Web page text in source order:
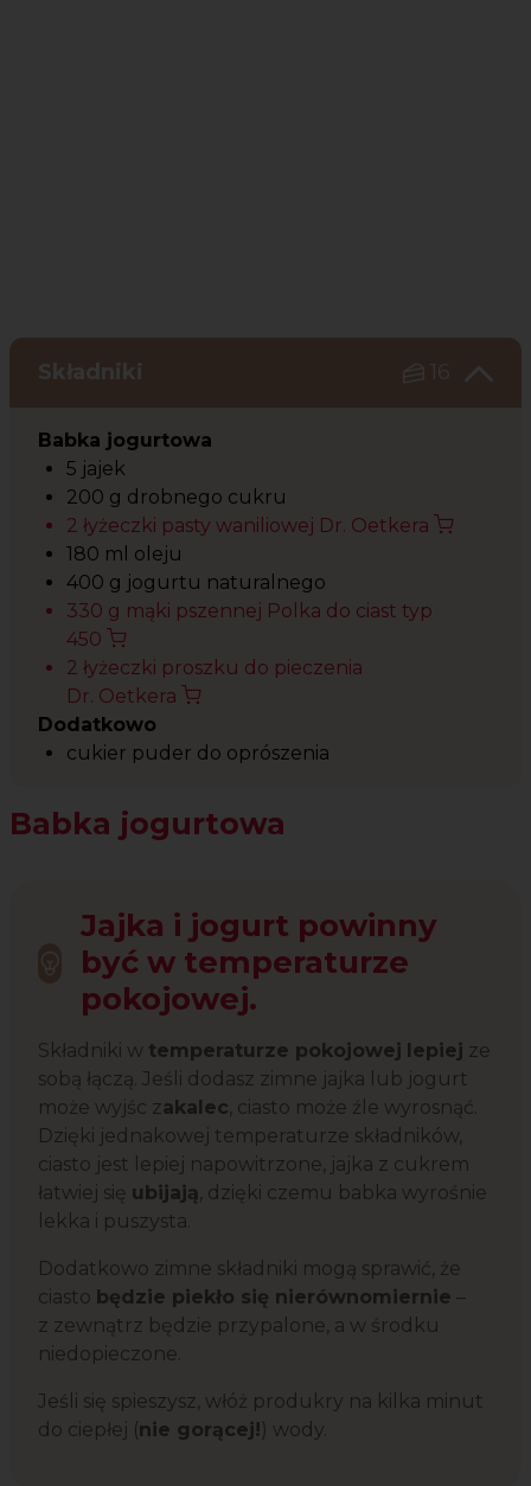
Składniki 16
Babka jogurtowa
5 jajek
200 g drobnego cukru
2 łyżeczki pasty waniliowej Dr. Oetkera
180 ml oleju
400 g jogurtu naturalnego
330 g mąki pszennej Polka do ciast typ
450
2 łyżeczki proszku do pieczenia
Dr. Oetkera
Dodatkowo
cukier puder do oprószenia
Babka jogurtowa
Jajka i jogurt powinny
być w temperaturze
pokojowej.
Składniki w temperaturze pokojowej lepiej ze
sobą łączą. Jeśli dodasz zimne jajka lub jogurt
może wyjśc zakalec, ciasto może źle wyrosnąć.
Dzięki jednakowej temperaturze składników,
ciasto jest lepiej napowitrzone, jajka z cukrem
łatwiej się ubijają, dzięki czemu babka wyrośnie
lekka i puszysta.
Dodatkowo zimne składniki mogą sprawić, że
ciasto będzie piekło się nierównomiernie –
z zewnątrz będzie przypalone, a w środku
niedopieczone.
Jeśli się spieszysz, włóż produkry na kilka minut
do ciepłej (nie gorącej! ) wody.